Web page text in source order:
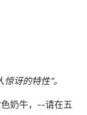
惊讶的特性"。
奶牛，--请在五